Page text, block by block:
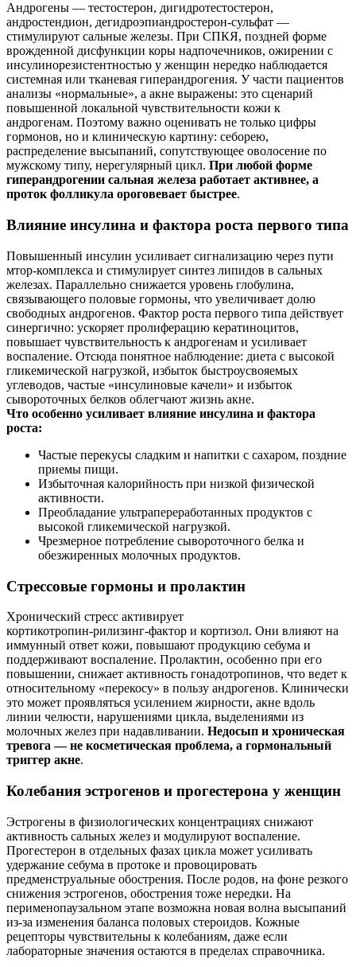
Андрогены — тестостерон, дигидротестостерон,
андростендион, дегидроэпиандростерон‑сульфат —
стимулируют сальные железы. При СПКЯ, поздней форме
врожденной дисфункции коры надпочечников, ожирении с
инсулинорезистентностью у женщин нередко наблюдается
системная или тканевая гиперандрогения. У части пациентов
анализы «нормальные», а акне выражены: это сценарий
повышенной локальной чувствительности кожи к
андрогенам. Поэтому важно оценивать не только цифры
гормонов, но и клиническую картину: себорею,
распределение высыпаний, сопутствующее оволосение по
мужскому типу, нерегулярный цикл. При любой форме
гиперандрогении сальная железа работает активнее, а
проток фолликула ороговевает быстрее.
Влияние инсулина и фактора роста первого типа
Повышенный инсулин усиливает сигнализацию через пути
мтор‑комплекса и стимулирует синтез липидов в сальных
железах. Параллельно снижается уровень глобулина,
связывающего половые гормоны, что увеличивает долю
свободных андрогенов. Фактор роста первого типа действует
синергично: ускоряет пролиферацию кератиноцитов,
повышает чувствительность к андрогенам и усиливает
воспаление. Отсюда понятное наблюдение: диета с высокой
гликемической нагрузкой, избыток быстроусвояемых
углеводов, частые «инсулиновые качели» и избыток
сывороточных белков облегчают жизнь акне.
Что особенно усиливает влияние инсулина и фактора
роста:
Частые перекусы сладким и напитки с сахаром, поздние
приемы пищи.
Избыточная калорийность при низкой физической
активности.
Преобладание ультрапереработанных продуктов с
высокой гликемической нагрузкой.
Чрезмерное потребление сывороточного белка и
обезжиренных молочных продуктов.
Стрессовые гормоны и пролактин
Хронический стресс активирует
кортикотропин‑рилизинг‑фактор и кортизол. Они влияют на
иммунный ответ кожи, повышают продукцию себума и
поддерживают воспаление. Пролактин, особенно при его
повышении, снижает активность гонадотропинов, что ведет к
относительному «перекосу» в пользу андрогенов. Клинически
это может проявляться усилением жирности, акне вдоль
линии челюсти, нарушениями цикла, выделениями из
молочных желез при надавливании. Недосып и хроническая
тревога — не косметическая проблема, а гормональный
триггер акне.
Колебания эстрогенов и прогестерона у женщин
Эстрогены в физиологических концентрациях снижают
активность сальных желез и модулируют воспаление.
Прогестерон в отдельных фазах цикла может усиливать
удержание себума в протоке и провоцировать
предменструальные обострения. После родов, на фоне резкого
снижения эстрогенов, обострения тоже нередки. На
перименопаузальном этапе возможна новая волна высыпаний
из‑за изменения баланса половых стероидов. Кожные
рецепторы чувствительны к колебаниям, даже если
лабораторные значения остаются в пределах справочника.